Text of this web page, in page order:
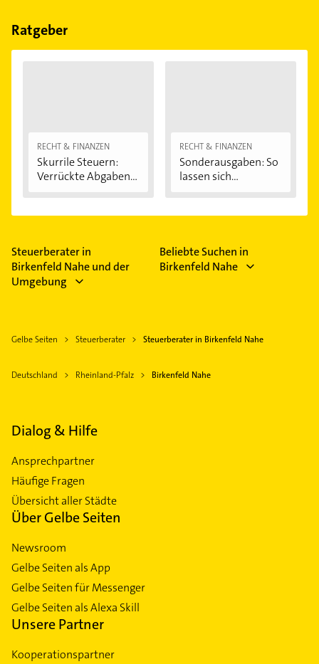
Feiertagen abweichen können.
Ratgeber
RECHT & FINANZEN
Skurrile Steuern:
Verrückte Abgaben...
RECHT & FINANZEN
Sonderausgaben: So
lassen sich...
Steuerberater in
Birkenfeld Nahe und der
Umgebung
Beliebte Suchen in
Birkenfeld Nahe
Gelbe Seiten Steuerberater Steuerberater in Birkenfeld Nahe
Deutschland Rheinland-Pfalz Birkenfeld Nahe
Dialog & Hilfe
Ansprechpartner
Häufige Fragen
Übersicht aller Städte
Über Gelbe Seiten
Newsroom
Gelbe Seiten als App
Gelbe Seiten für Messenger
Gelbe Seiten als Alexa Skill
Unsere Partner
Kooperationspartner